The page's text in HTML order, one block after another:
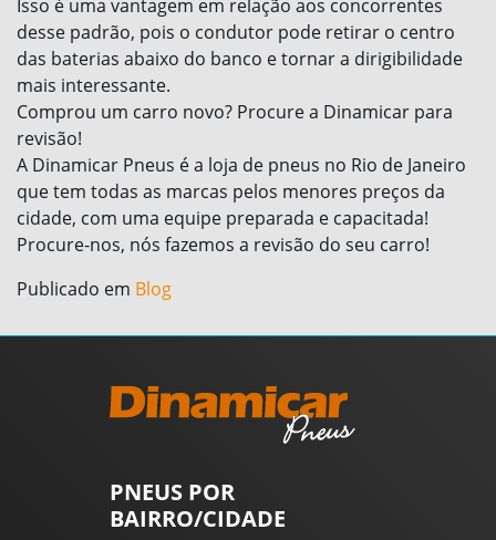
Isso é uma vantagem em relação aos concorrentes
desse padrão, pois o condutor pode retirar o centro
das baterias abaixo do banco e tornar a dirigibilidade
mais interessante.
Comprou um carro novo? Procure a Dinamicar para
revisão!
A Dinamicar Pneus é a loja de pneus no Rio de Janeiro
que tem todas as marcas pelos menores preços da
cidade, com uma equipe preparada e capacitada!
Procure-nos, nós fazemos a revisão do seu carro!
Publicado em Blog
PNEUS POR
BAIRRO/CIDADE